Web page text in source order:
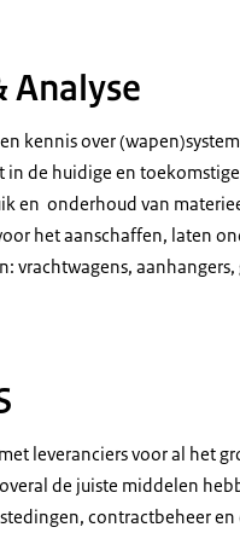
blauw verlicht scherm.
Analyse
kennis over
de huidige en
en onderhoud van
het aanschaffen, laten
vrachtwagens,
houdt een
leveranciers voor al het
de juiste middelen
contractbeheer